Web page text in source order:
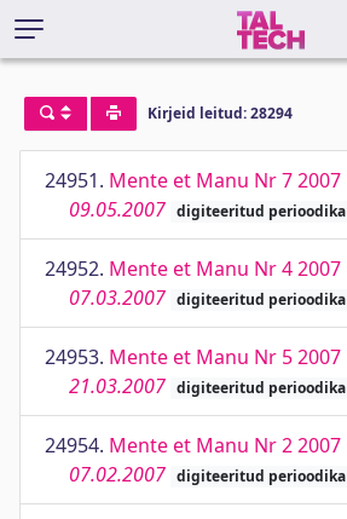
Kirjeid leitud: 28294
24951. Mente et Manu Nr 7 2007
09.05.2007 digiteeritud perioodika
24952. Mente et Manu Nr 4 2007
07.03.2007 digiteeritud perioodika
24953. Mente et Manu Nr 5 2007
21.03.2007 digiteeritud perioodika
24954. Mente et Manu Nr 2 2007
07.02.2007 digiteeritud perioodika